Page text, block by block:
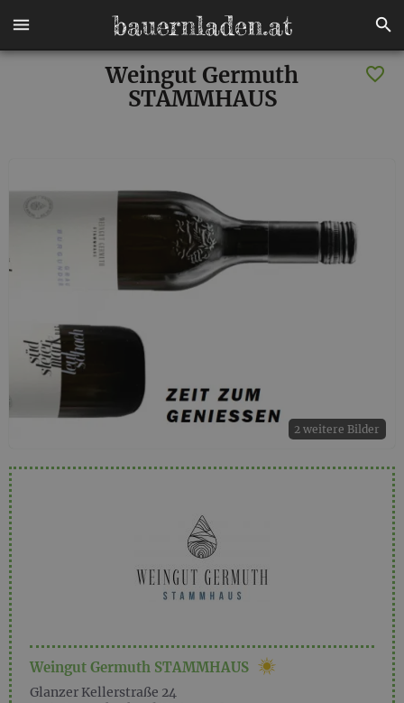
2 weitere Bilder
Weingut Germuth STAMMHAUS
Glanzer Kellerstraße 24
Weingut Germuth
STAMMHAUS